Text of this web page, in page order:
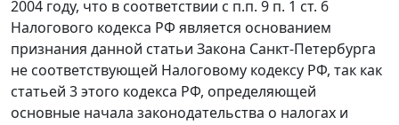
2004 году, что в соответствии с п.п. 9 п. 1 ст. 6
Налогового кодекса РФ является основанием
признания данной статьи Закона Санкт-Петербурга
не соответствующей Налоговому кодексу РФ, так как
статьей 3этого кодекса РФ, определяющей
основные начала законодательства о налогах и